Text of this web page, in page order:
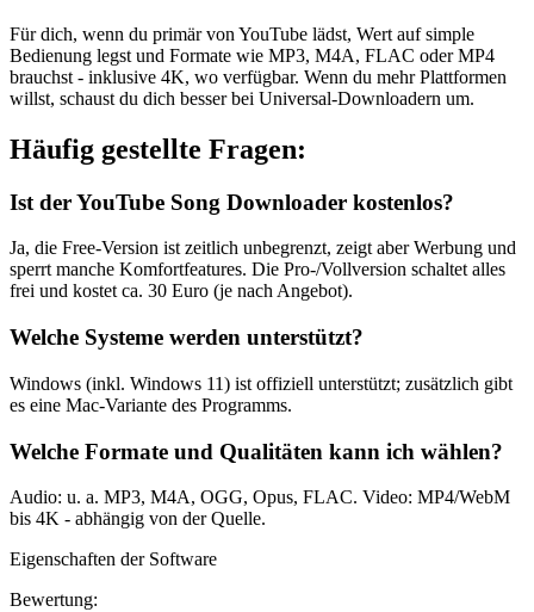
Für dich, wenn du primär von YouTube lädst, Wert auf simple
Bedienung legst und Formate wie MP3, M4A, FLAC oder MP4
brauchst - inklusive 4K, wo verfügbar. Wenn du mehr Plattformen
willst, schaust du dich besser bei Universal-Downloadern um.
Häufig gestellte Fragen:
Ist der YouTube Song Downloader kostenlos?
Ja, die Free-Version ist zeitlich unbegrenzt, zeigt aber Werbung und
sperrt manche Komfortfeatures. Die Pro-/Vollversion schaltet alles
frei und kostet ca. 30 Euro (je nach Angebot).
Welche Systeme werden unterstützt?
Windows (inkl. Windows 11) ist offiziell unterstützt; zusätzlich gibt
es eine Mac-Variante des Programms.
Welche Formate und Qualitäten kann ich wählen?
Audio: u. a. MP3, M4A, OGG, Opus, FLAC. Video: MP4/WebM
bis 4K - abhängig von der Quelle.
Eigenschaften der Software
Bewertung: